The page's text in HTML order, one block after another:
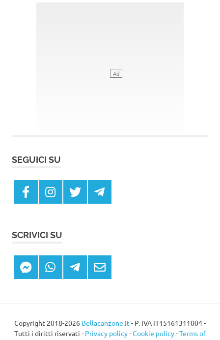
SEGUICI SU
SCRIVICI SU
Copyright 2018-2026 Bellacanzone.it - P. IVA IT15161311004 -
Tutti i diritti riservati - Privacy policy-Cookie policy-Terms of